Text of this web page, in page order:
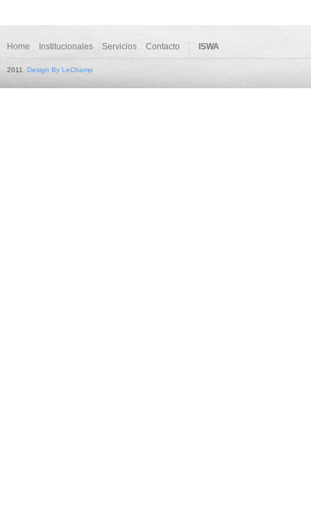
Home Institucionales Servicios Contacto ISWA
2011 Design By LeChamp